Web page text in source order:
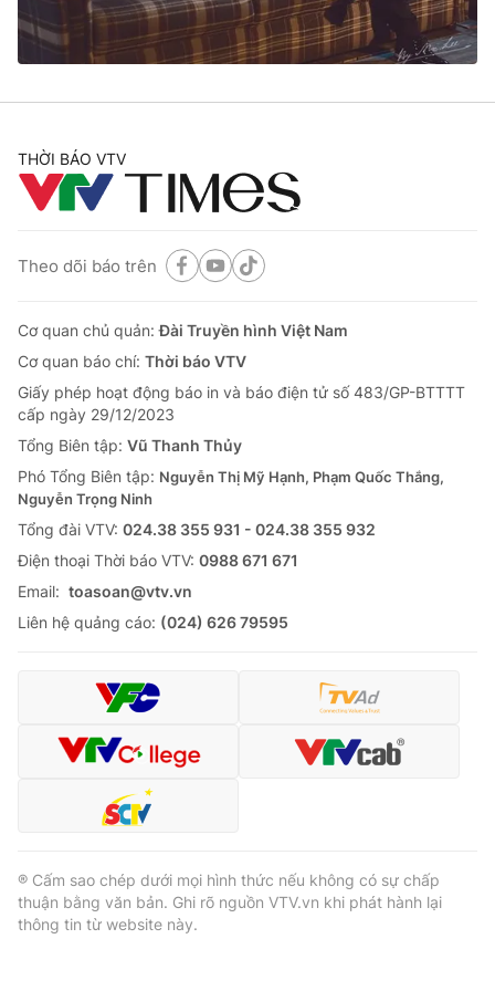
® Cấm sao chép dưới mọi hình thức nếu không có sự chấp
thông tin từ website này.
THỜI BÁO VTV
Theo dõi báo trên
Cơ quan chủ quản:Đài Truyền hình Việt Nam
Cơ quan báo chí: Thời báo VTV
Giấy phép hoạt động báo in và báo điện tử số 483/GP-BTTTT
cấp ngày 29/12/2023
Tổng Biên tập: Vũ Thanh Thủy
Phó Tổng Biên tập: Nguyễn Thị Mỹ Hạnh, Phạm Quốc Thắng,
Nguyễn Trọng Ninh
Tổng đài VTV: 024.38 355 931 - 024.38 355 932
Ðiện thoại Thời báo VTV: 0988 671 671
Email: toasoan@vtv.vn
Liên hệ quảng cáo: (024) 626 79595
® Cấm sao chép dưới mọi hình thức nếu không có sự chấp
thuận bằng văn bản. Ghi rõ nguồn VTV.vn khi phát hành lại
thông tin từ website này.